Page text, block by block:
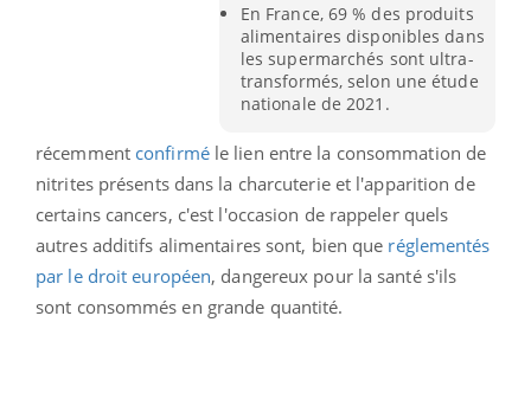
En France, 69 % des produits
alimentaires disponibles dans
les supermarchés sont ultra-
transformés, selon une étude
nationale de 2021.
récemment confirméle lien entre la consommation de
nitrites présents dans la charcuterie et l'apparition de
certains cancers, c'est l'occasion de rappeler quels
autres additifs alimentaires sont, bien que réglementés
par le droit européen, dangereux pour la santé s'ils
sont consommés en grande quantité.